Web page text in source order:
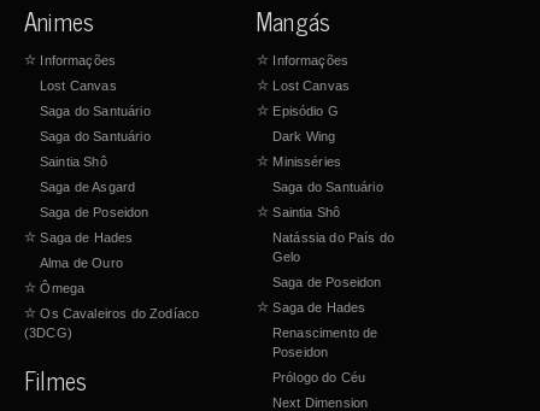
Animes
☆ Informações
Lost Canvas
Saga do Santuário
Saga do Santuário
Saintia Shô
Saga de Asgard
Saga de Poseidon
☆ Saga de Hades
Alma de Ouro
☆ Ômega
☆ Os Cavaleiros do Zodíaco
(3DCG)
Filmes
Mangás
☆ Informações
☆ Lost Canvas
☆ Episódio G
Dark Wing
☆ Minisséries
Saga do Santuário
☆ Saintia Shô
Natássia do País do
Gelo
Saga de Poseidon
☆ Saga de Hades
Renascimento de
Poseidon
Prólogo do Céu
Next Dimension